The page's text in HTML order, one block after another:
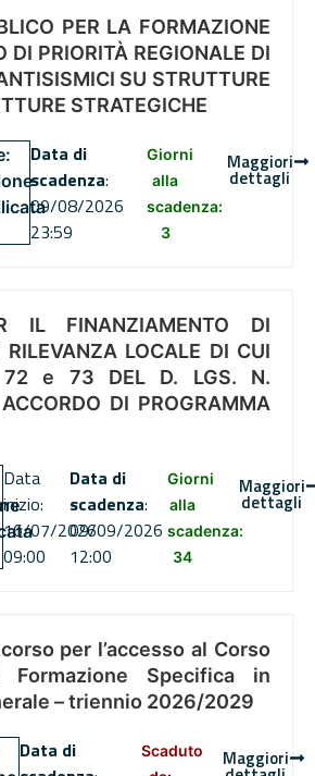
PER LA FORMAZIONE
DI PRIORITÀ REGIONALE DI
SU STRUTTURE
STRATEGICHE
Data di
scadenza:
09/08/2026
23:59
Giorni
alla
scadenza:
3
Maggiori
dettagli
IL FINANZIAMENTO DI
RILEVANZA LOCALE DI CUI
72 e 73 DEL D. LGS. N.
DI PROGRAMMA
Data
inizio:
16/07/2026
09:00
Data di
scadenza:
09/09/2026
12:00
Giorni
alla
scadenza:
34
Maggiori
dettagli
per l’accesso al Corso
Formazione Specifica in
– triennio 2026/2029
Data di
Scaduto
Maggiori